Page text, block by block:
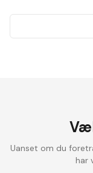
Uanset om du
har